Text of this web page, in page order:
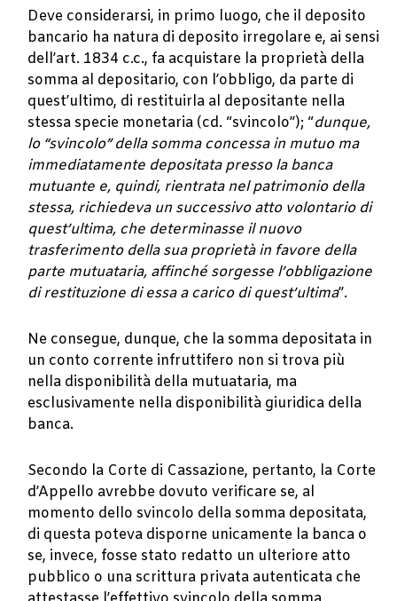
Deve considerarsi, in primo luogo, che il deposito
bancario ha natura di deposito irregolare e, ai sensi
dell’art. 1834 c.c., fa acquistare la proprietà della
somma al depositario, con l’obbligo, da parte di
quest’ultimo, di restituirla al depositante nella
stessa specie monetaria (cd. “svincolo”); “dunque,
lo “svincolo” della somma concessa in mutuo ma
immediatamente depositata presso la banca
mutuante e, quindi, rientrata nel patrimonio della
stessa, richiedeva un successivo atto volontario di
quest’ultima, che determinasse il nuovo
trasferimento della sua proprietà in favore della
parte mutuataria, affinché sorgesse l’obbligazione
di restituzione di essa a carico di quest’ultima”.
Ne consegue, dunque, che la somma depositata in
un conto corrente infruttifero non si trova più
nella disponibilità della mutuataria, ma
esclusivamente nella disponibilità giuridica della
banca.
Secondo la Corte di Cassazione, pertanto, la Corte
d’Appello avrebbe dovuto verificare se, al
momento dello svincolo della somma depositata,
di questa poteva disporne unicamente la banca o
se, invece, fosse stato redatto un ulteriore atto
pubblico o una scrittura privata autenticata che